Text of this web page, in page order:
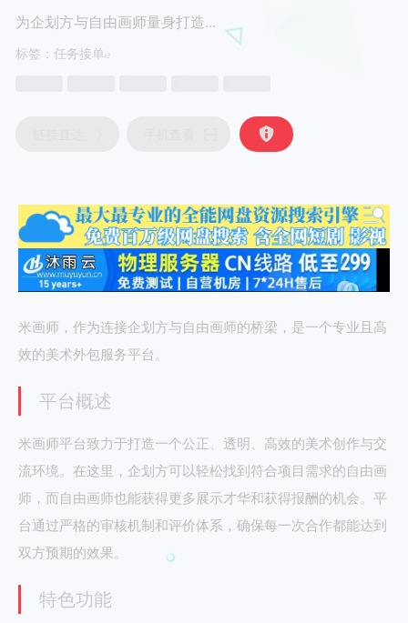
为企划方与自由画师量身打造...
标签： 任务接单
米画师，作为连接企划方与自由画师的桥梁，是一个专业且高
效的美术外包服务平台。
平台概述
米画师平台致力于打造一个公正、透明、高效的美术创作与交
流环境。在这里，企划方可以轻松找到符合项目需求的自由画
师，而自由画师也能获得更多展示才华和获得报酬的机会。平
台通过严格的审核机制和评价体系，确保每一次合作都能达到
双方预期的效果。
特色功能